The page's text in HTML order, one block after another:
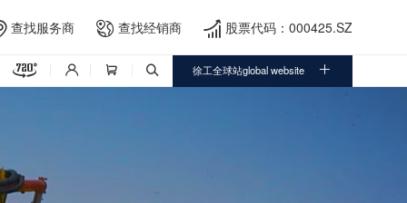
查找服务商  查找经销商  股票代码：000425.SZ
    徐工全球站global website 